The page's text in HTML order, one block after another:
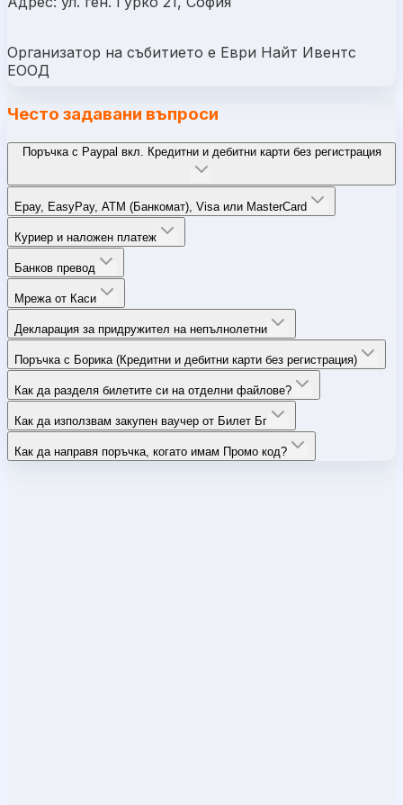
Организатор на събитието е Еври Найт Ивентс
ЕООД
Често задавани въпроси
Поръчка с Paypal вкл. Кредитни и дебитни карти без регистрация
Epay, EasyPay, ATM (Банкомат), Visa или MasterCard
Куриер и наложен платеж
Банков превод
Мрежа от Каси
Декларация за придружител на непълнолетни
Поръчка с Борика (Кредитни и дебитни карти без регистрация)
Как да разделя билетите си на отделни файлове?
Как да използвам закупен ваучер от Билет Бг
Как да направя поръчка, когато имам Промо код?